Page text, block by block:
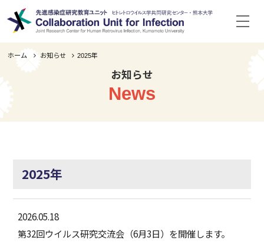
ホーム お知らせ 2025年
お知らせ
News
2025年
2026.05.18
第32回ウイルス研究交流会（6月3日）を開催します。
ウイルス研究交流会